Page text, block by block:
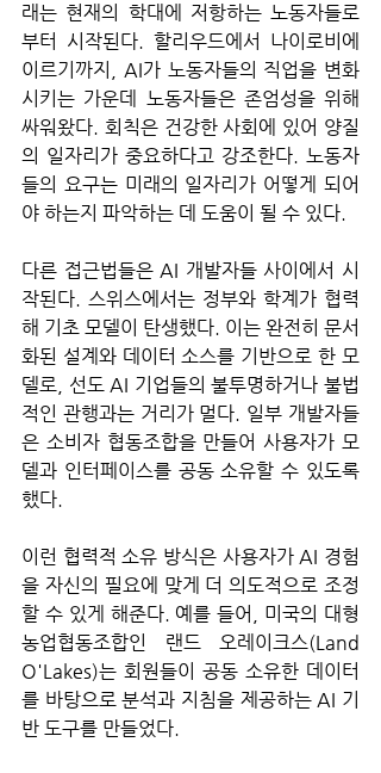
래는 현재의 학대에 저항하는 노동자들로
부터 시작된다. 할리우드에서 나이로비에
이르기까지, AI가 노동자들의 직업을 변화
시키는 가운데 노동자들은 존엄성을 위해
싸워왔다. 회칙은 건강한 사회에 있어 양질
의 일자리가 중요하다고 강조한다. 노동자
들의 요구는 미래의 일자리가 어떻게 되어
야 하는지 파악하는 데 도움이 될 수 있다.
다른 접근법들은 AI 개발자들 사이에서 시
작된다. 스위스에서는 정부와 학계가 협력
해 기초 모델이 탄생했다. 이는 완전히 문서
화된 설계와 데이터 소스를 기반으로 한 모
델로, 선도 AI 기업들의 불투명하거나 불법
적인 관행과는 거리가 멀다. 일부 개발자들
은 소비자 협동조합을 만들어 사용자가 모
델과 인터페이스를 공동 소유할 수 있도록
했다.
이런 협력적 소유 방식은 사용자가 AI 경험
을 자신의 필요에 맞게 더 의도적으로 조정
할 수 있게 해준다. 예를 들어, 미국의 대형
농업협동조합인 랜드 오레이크스(Land
O'Lakes)는 회원들이 공동 소유한 데이터
를 바탕으로 분석과 지침을 제공하는 AI 기
반 도구를 만들었다.